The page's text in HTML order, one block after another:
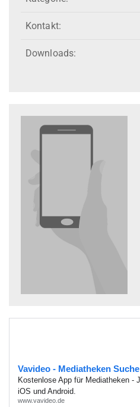
Kontakt:
Downloads: